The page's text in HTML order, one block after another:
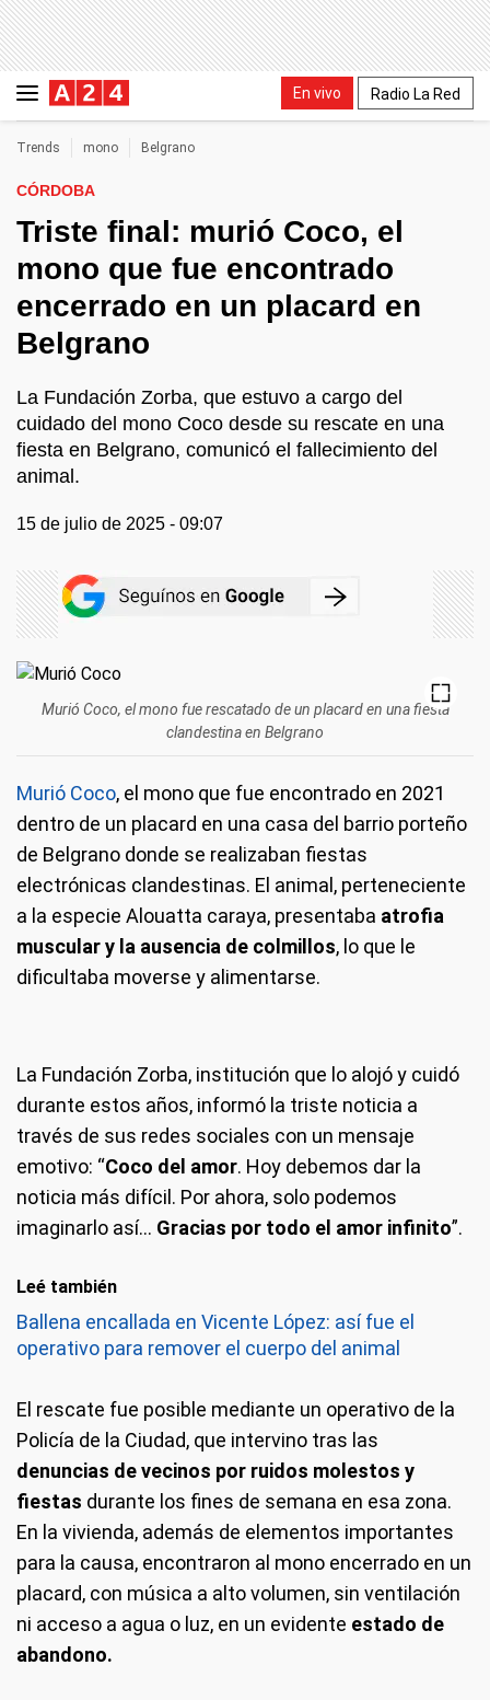
En vivo Radio La Red
Trends mono Belgrano
CÓRDOBA
Triste final: murió Coco, el
mono que fue encontrado
encerrado en un placard en
Belgrano
La Fundación Zorba, que estuvo a cargo del
cuidado del mono Coco desde su rescate en una
fiesta en Belgrano, comunicó el fallecimiento del
animal.
15 de julio de 2025 - 09:07
Murió Coco, el mono fue rescatado de un placard en una fiesta
clandestina en Belgrano
Murió Coco, el mono que fue encontrado en 2021
dentro de un placard en una casa del barrio porteño
de Belgrano donde se realizaban fiestas
electrónicas clandestinas. El animal, perteneciente
a la especie Alouatta caraya, presentaba atrofia
muscular y la ausencia de colmillos, lo que le
dificultaba moverse y alimentarse.
La Fundación Zorba, institución que lo alojó y cuidó
durante estos años, informó la triste noticia a
través de sus redes sociales con un mensaje
emotivo: “Coco del amor. Hoy debemos dar la
noticia más difícil. Por ahora, solo podemos
imaginarlo así... Gracias por todo el amor infinito”.
Leé también
Ballena encallada en Vicente López: así fue el
operativo para remover el cuerpo del animal
El rescate fue posible mediante un operativo de la
Policía de la Ciudad, que intervino tras las
denuncias de vecinos por ruidos molestos y
fiestas durante los fines de semana en esa zona.
En la vivienda, además de elementos importantes
para la causa, encontraron al mono encerrado en un
placard, con música a alto volumen, sin ventilación
ni acceso a agua o luz, en un evidente estado de
abandono.